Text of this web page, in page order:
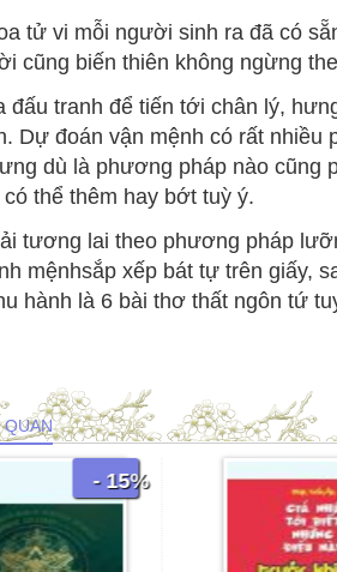
tử vi mỗi người sinh ra đã có
cũng biến thiên không ngừng
đấu tranh để tiến tới chân lý,
Dự đoán vận mệnh có rất
dù là phương pháp nào cũng
có thể thêm hay bớt tuỳ ý.
tương lai theo phương pháp
mệnhsắp xếp bát tự trên giấy,
hành là 6 bài thơ thất ngôn tứ
QUAN
- 15%